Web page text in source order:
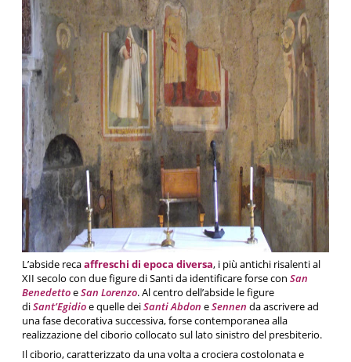
L’abside recaaffreschi di epoca diversa, i più antichi risalenti al
XII secolo con due figure di Santi da identificare forse con San
BenedettoeSan Lorenzo. Al centro dell’abside le figure
diSant’Egidioe quelle deiSanti Abdon eSennen da ascrivere ad
una fase decorativa successiva, forse contemporanea alla
realizzazione del ciborio collocato sul lato sinistro del presbiterio.
Il ciborio, caratterizzato da una volta a crociera costolonata e